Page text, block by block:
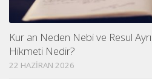
Kur an Neden Nebi ve Resul
Hikmeti Nedir?
22 HAZIRAN 2026